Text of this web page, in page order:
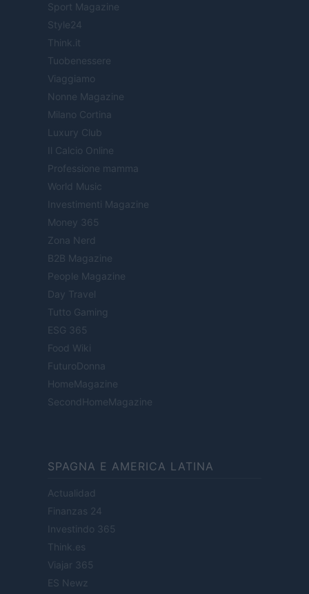
Sport Magazine
Style24
Think.it
Tuobenessere
Viaggiamo
Nonne Magazine
Milano Cortina
Luxury Club
Il Calcio Online
Professione mamma
World Music
Investimenti Magazine
Money 365
Zona Nerd
B2B Magazine
People Magazine
Day Travel
Tutto Gaming
ESG 365
Food Wiki
FuturoDonna
HomeMagazine
SecondHomeMagazine
SPAGNA E AMERICA LATINA
Actualidad
Finanzas 24
Investindo 365
Think.es
Viajar 365
ES Newz